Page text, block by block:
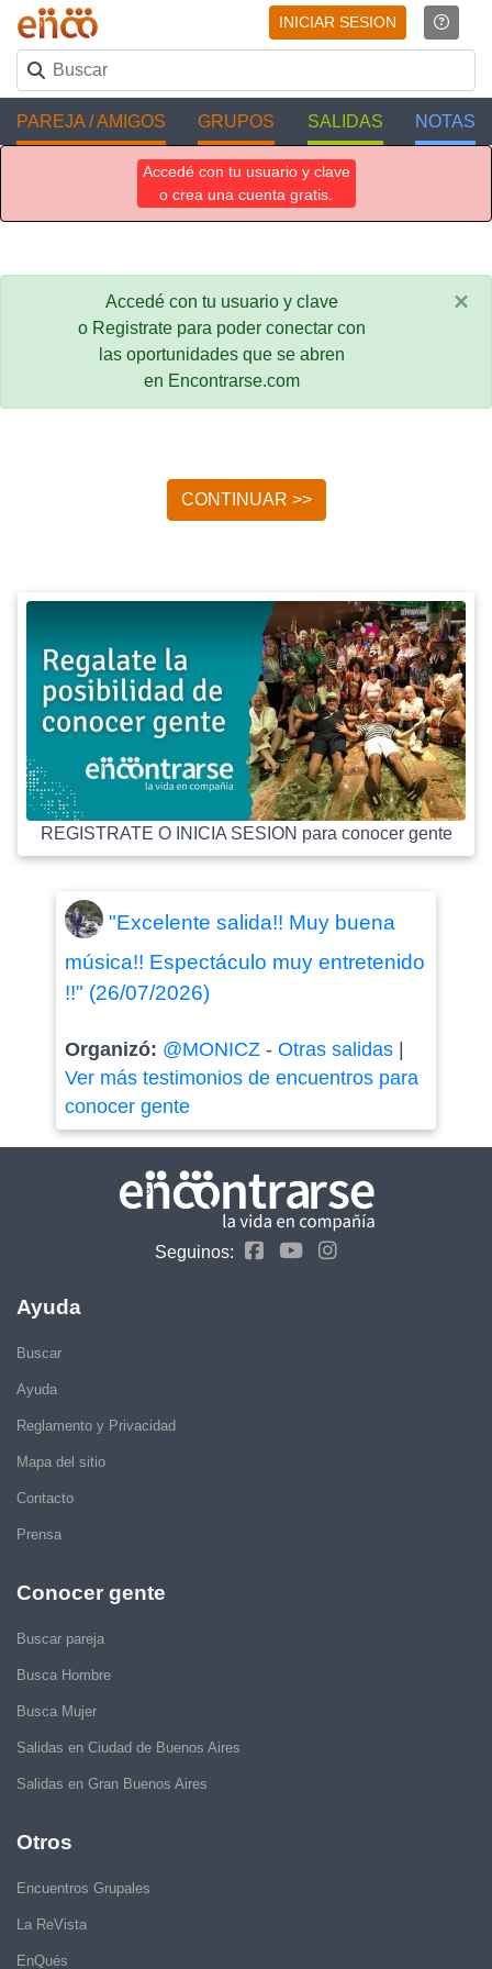
INICIAR SESION
PAREJA / AMIGOS GRUPOS SALIDAS NOTAS
Accedé con tu usuario y clave
o crea una cuenta gratis.
Accedé con tu usuario y clave
o Registrate para poder conectar con
las oportunidades que se abren
en Encontrarse.com
×
CONTINUAR >>
REGISTRATE O INICIA SESION para conocer gente
"Excelente salida!! Muy buena
música!! Espectáculo muy entretenido
!!" (26/07/2026)
Organizó: @MONICZ- Otras salidas|
Ver más testimonios de encuentros para
conocer gente
Seguinos:
Ayuda
Buscar
Ayuda
Reglamento y Privacidad
Mapa del sitio
Contacto
Prensa
Conocer gente
Buscar pareja
Busca Hombre
Busca Mujer
Salidas en Ciudad de Buenos Aires
Salidas en Gran Buenos Aires
Otros
Encuentros Grupales
La ReVista
EnQués